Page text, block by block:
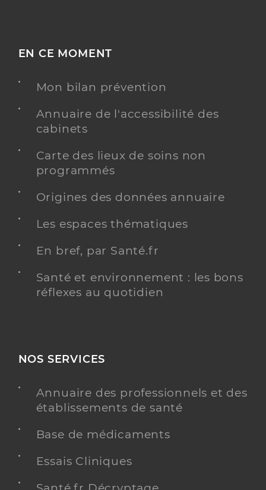
EN CE MOMENT
Mon bilan prévention
Annuaire de l'accessibilité des
cabinets
Carte des lieux de soins non
programmés
Origines des données annuaire
Les espaces thématiques
En bref, par Santé.fr
Santé et environnement : les bons
réflexes au quotidien
NOS SERVICES
Annuaire des professionnels et des
établissements de santé
Base de médicaments
Essais Cliniques